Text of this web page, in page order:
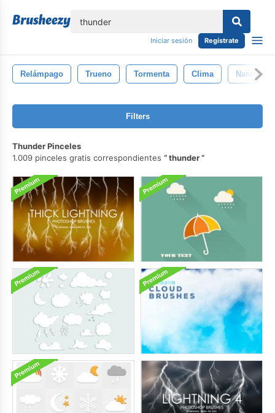
Iniciar sesión Regístrate
Relámpago Trueno Tormenta Clima Naturaleza
Filters
Thunder Pinceles
1.009 pinceles gratis correspondientes
thunder